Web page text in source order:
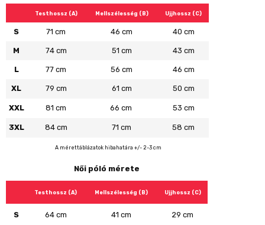
Testhossz (A) Mellszélesség (B) Ujjhossz (C)
S 71 cm 46 cm 40 cm
M 74 cm 51 cm 43 cm
L 77 cm 56 cm 46 cm
XL 79 cm 61 cm 50 cm
XXL 81 cm 66 cm 53 cm
3XL 84 cm 71 cm 58 cm
A mérettáblázatok hibahatára +/- 2-3 cm
Női póló mérete
Testhossz (A) Mellszélesség (B) Ujjhossz (C)
S 64 cm 41 cm 29 cm